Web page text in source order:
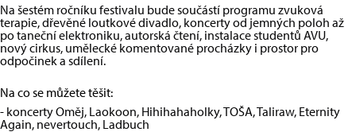
Na šestém ročníku festivalu bude součástí programu zvuková
terapie, dřevěné loutkové divadlo, koncerty od jemných poloh až
po taneční elektroniku, autorská čtení, instalace studentů AVU,
nový cirkus, umělecké komentované procházky i prostor pro
odpočinek a sdílení.
Na co se můžete těšit:
- koncerty Oměj, Laokoon, Hihihahaholky, TOŠA, Taliraw, Eternity
Again, nevertouch, Ladbuch